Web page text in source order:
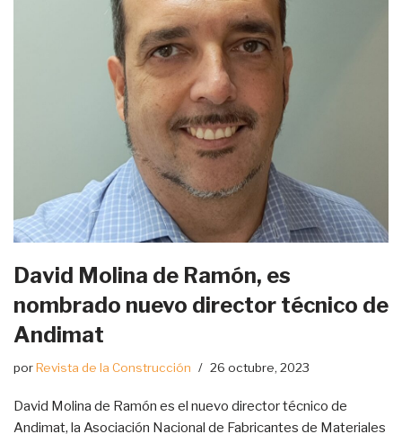
David Molina de Ramón, es
nombrado nuevo director técnico de
Andimat
porRevista de la Construcción 26 octubre, 2023
David Molina de Ramón es el nuevo director técnico de
Andimat, la Asociación Nacional de Fabricantes de Materiales